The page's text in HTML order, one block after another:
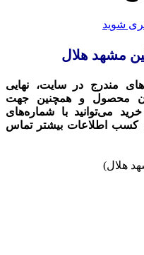
شوید
مشهد هلال
مندرج در سایت، نهایی
محصول و همچنین جهت
می‌توانید با شماره‌های
کسب اطلاعات بیشتر تماس
هلال)